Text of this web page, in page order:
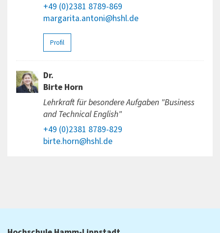
+49 (0)2381 8789-869
margarita.antoni@hshl.de
Profil
Dr.
Birte Horn
Lehrkraft für besondere Aufgaben "Business
and Technical English"
+49 (0)2381 8789-829
birte.horn@hshl.de